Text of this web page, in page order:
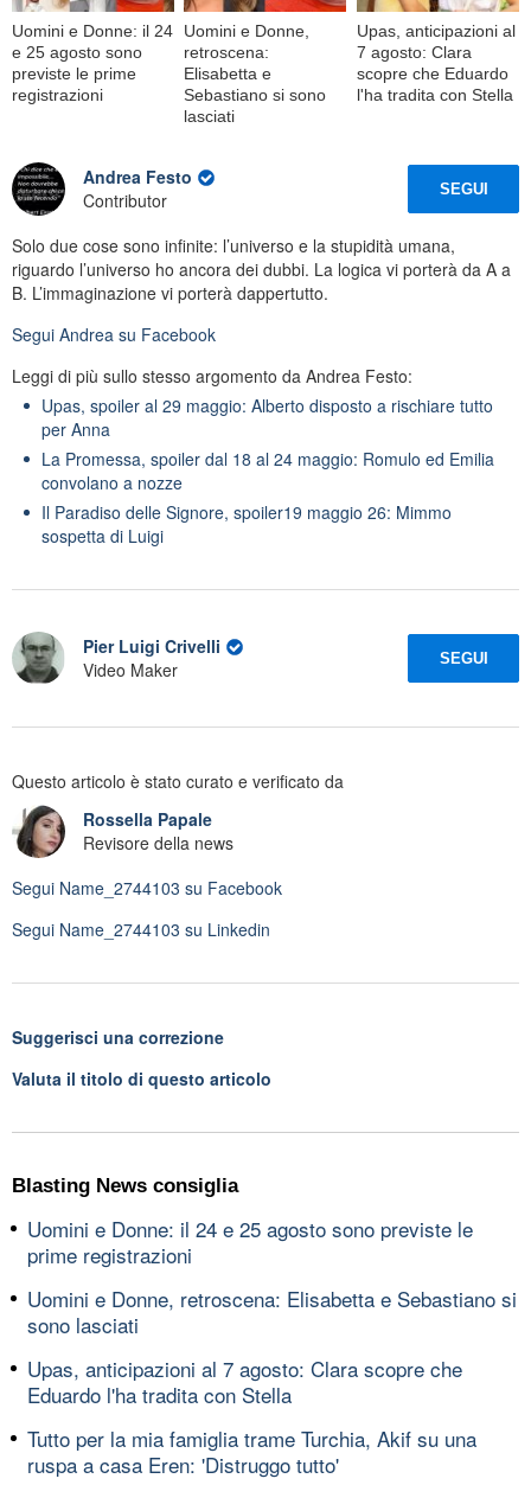
Uomini e Donne: il 24
e 25 agosto sono
previste le prime
registrazioni
Uomini e Donne,
retroscena:
Elisabetta e
Sebastiano si sono
lasciati
Upas, anticipazioni al
7 agosto: Clara
scopre che Eduardo
l'ha tradita con Stella
Andrea Festo
Contributor
SEGUI
Solo due cose sono infinite: l’universo e la stupidità umana,
riguardo l’universo ho ancora dei dubbi. La logica vi porterà da A a
B. L’immaginazione vi porterà dappertutto.
Segui Andrea su Facebook
Leggi di più sullo stesso argomento da Andrea Festo:
Upas, spoiler al 29 maggio: Alberto disposto a rischiare tutto
per Anna
La Promessa, spoiler dal 18 al 24 maggio: Romulo ed Emilia
convolano a nozze
Il Paradiso delle Signore, spoiler19 maggio 26: Mimmo
sospetta di Luigi
Pier Luigi Crivelli
Video Maker
SEGUI
Questo articolo è stato curato e verificato da
Rossella Papale
Revisore della news
Segui Name_2744103 su Facebook
Segui Name_2744103 su Linkedin
Suggerisci una correzione
Valuta il titolo di questo articolo
Blasting News consiglia
Uomini e Donne: il 24 e 25 agosto sono previste le
prime registrazioni
Uomini e Donne, retroscena: Elisabetta e Sebastiano si
sono lasciati
Upas, anticipazioni al 7 agosto: Clara scopre che
Eduardo l'ha tradita con Stella
Tutto per la mia famiglia trame Turchia, Akif su una
ruspa a casa Eren: 'Distruggo tutto'